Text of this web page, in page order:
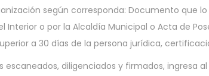
según corresponda: Documento que
Interior o por la Alcaldía Municipal o Acta de
a 30 días de la persona jurídica,
escaneados, diligenciados y firmados,